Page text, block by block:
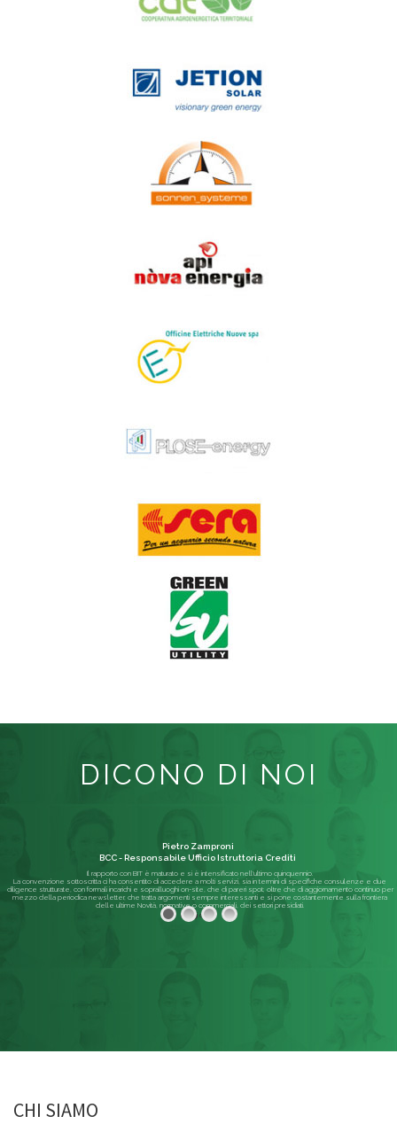
DICONO DI NOI
Il rapporto con BIT è maturato e si è intensificato nell'ultimo quinquennio.
La convenzione sottoscritta ci ha consentito di accedere a molti servizi, sia in termini di specifiche consulenze e due
diligence strutturate, con formali incarichi e sopralluoghi on-site, che di pareri spot; oltre che di aggiornamento continuo per
mezzo della periodica newsletter, che tratta argomenti sempre interessanti e si pone costantemente sulla frontiera
delle ultime Novità, normative o commerciali, dei settori presidiati.
Pietro Zamproni
BCC - Responsabile Ufficio Istruttoria Crediti
Leggi di più
CHI SIAMO